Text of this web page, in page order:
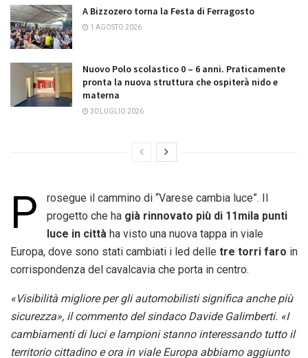
A Bizzozero torna la Festa di Ferragosto
1 AGOSTO 2026
Nuovo Polo scolastico 0 – 6 anni. Praticamente
pronta la nuova struttura che ospiterà nido e
materna
30 LUGLIO 2026
P
rosegue il cammino di “Varese cambia luce”. Il
progetto che hagià rinnovato più di 11mila punti
luce in cittàha visto una nuova tappa in viale
Europa, dove sono stati cambiati i led delle tre torri faro in
corrispondenza del cavalcavia che porta in centro.
«Visibilità migliore per gli automobilisti significa anche più
sicurezza», il commento del sindaco Davide Galimberti. «I
cambiamenti di luci e lampioni stanno interessando tutto il
territorio cittadino e ora in viale Europa abbiamo aggiunto